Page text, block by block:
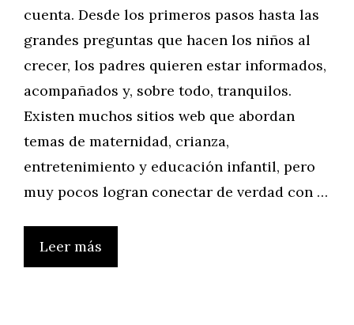
cuenta. Desde los primeros pasos hasta las
grandes preguntas que hacen los niños al
crecer, los padres quieren estar informados,
acompañados y, sobre todo, tranquilos.
Existen muchos sitios web que abordan
temas de maternidad, crianza,
entretenimiento y educación infantil, pero
muy pocos logran conectar de verdad con …
Leer más